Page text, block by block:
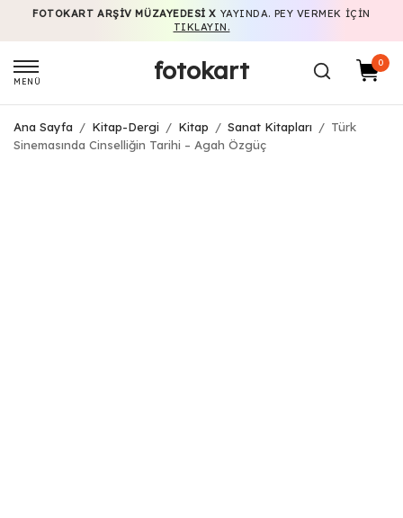
FOTOKART ARŞIV MÜZAYEDESI X YAYINDA. PEY VERMEK IÇIN
TIKLAYIN.
MENÜ fotokart 0
Ana Sayfa / Kitap-Dergi / Kitap / Sanat Kitapları / Türk
Sinemasında Cinselliğin Tarihi – Agah Özgüç